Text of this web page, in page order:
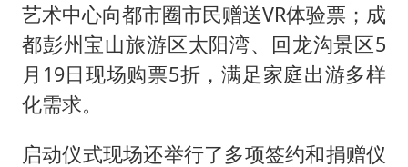
艺术中心向都市圈市民赠送VR体验票；成
都彭州宝山旅游区太阳湾、回龙沟景区5
月19日现场购票5折，满足家庭出游多样
化需求。
启动仪式现场还举行了多项签约和捐赠仪